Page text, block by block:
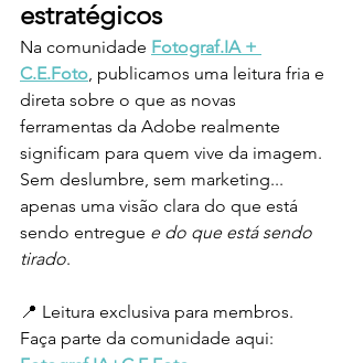
estratégicos
Na comunidade Fotograf.IA +
C.E.Foto , publicamos uma leitura fria e
direta sobre o que as novas
ferramentas da Adobe realmente
significam para quem vive da imagem.
Sem deslumbre, sem marketing...
apenas uma visão clara do que está
sendo entregue e do que está sendo
tirado.
📍 Leitura exclusiva para membros.
Faça parte da comunidade aqui: